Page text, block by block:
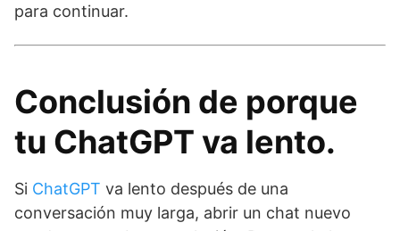
para continuar.
Conclusión de porque
tu ChatGPT va lento.
Si ChatGPT va lento después de una
conversación muy larga, abrir un chat nuevo